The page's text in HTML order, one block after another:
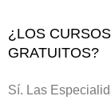
¿LOS
GRATUITOS?
Sí. Las